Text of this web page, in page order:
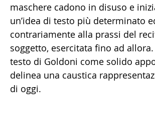
maschere cadono in disuso e
un’idea di testo più determinato
contrariamente alla prassi del
soggetto, esercitata fino ad
testo di Goldoni come solido
delinea una caustica
di oggi.